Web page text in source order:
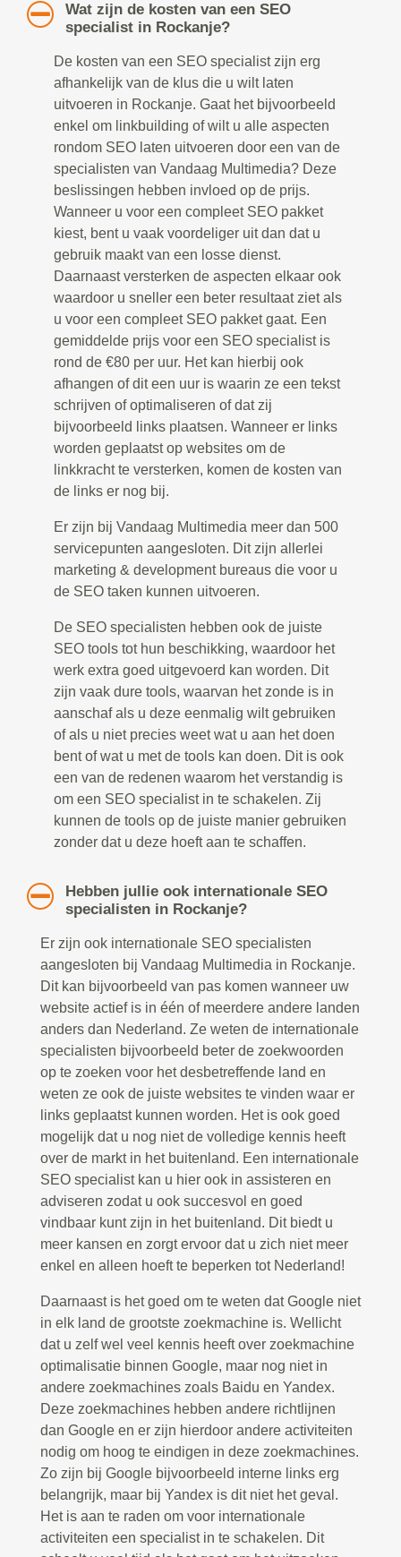
Wat zijn de kosten van een SEO
specialist in Rockanje?
De kosten van een SEO specialist zijn erg
afhankelijk van de klus die u wilt laten
uitvoeren in Rockanje. Gaat het bijvoorbeeld
enkel om linkbuilding of wilt u alle aspecten
rondom SEO laten uitvoeren door een van de
specialisten van Vandaag Multimedia? Deze
beslissingen hebben invloed op de prijs.
Wanneer u voor een compleet SEO pakket
kiest, bent u vaak voordeliger uit dan dat u
gebruik maakt van een losse dienst.
Daarnaast versterken de aspecten elkaar ook
waardoor u sneller een beter resultaat ziet als
u voor een compleet SEO pakket gaat. Een
gemiddelde prijs voor een SEO specialist is
rond de €80 per uur. Het kan hierbij ook
afhangen of dit een uur is waarin ze een tekst
schrijven of optimaliseren of dat zij
bijvoorbeeld links plaatsen. Wanneer er links
worden geplaatst op websites om de
linkkracht te versterken, komen de kosten van
de links er nog bij.
Er zijn bij Vandaag Multimedia meer dan 500
servicepunten aangesloten. Dit zijn allerlei
marketing & development bureaus die voor u
de SEO taken kunnen uitvoeren.
De SEO specialisten hebben ook de juiste
SEO tools tot hun beschikking, waardoor het
werk extra goed uitgevoerd kan worden. Dit
zijn vaak dure tools, waarvan het zonde is in
aanschaf als u deze eenmalig wilt gebruiken
of als u niet precies weet wat u aan het doen
bent of wat u met de tools kan doen. Dit is ook
een van de redenen waarom het verstandig is
om een SEO specialist in te schakelen. Zij
kunnen de tools op de juiste manier gebruiken
zonder dat u deze hoeft aan te schaffen.
Hebben jullie ook internationale SEO
specialisten in Rockanje?
Er zijn ook internationale SEO specialisten
aangesloten bij Vandaag Multimedia in Rockanje.
Dit kan bijvoorbeeld van pas komen wanneer uw
website actief is in één of meerdere andere landen
anders dan Nederland. Ze weten de internationale
specialisten bijvoorbeeld beter de zoekwoorden
op te zoeken voor het desbetreffende land en
weten ze ook de juiste websites te vinden waar er
links geplaatst kunnen worden. Het is ook goed
mogelijk dat u nog niet de volledige kennis heeft
over de markt in het buitenland. Een internationale
SEO specialist kan u hier ook in assisteren en
adviseren zodat u ook succesvol en goed
vindbaar kunt zijn in het buitenland. Dit biedt u
meer kansen en zorgt ervoor dat u zich niet meer
enkel en alleen hoeft te beperken tot Nederland!
Daarnaast is het goed om te weten dat Google niet
in elk land de grootste zoekmachine is. Wellicht
dat u zelf wel veel kennis heeft over zoekmachine
optimalisatie binnen Google, maar nog niet in
andere zoekmachines zoals Baidu en Yandex.
Deze zoekmachines hebben andere richtlijnen
dan Google en er zijn hierdoor andere activiteiten
nodig om hoog te eindigen in deze zoekmachines.
Zo zijn bij Google bijvoorbeeld interne links erg
belangrijk, maar bij Yandex is dit niet het geval.
Het is aan te raden om voor internationale
activiteiten een specialist in te schakelen. Dit